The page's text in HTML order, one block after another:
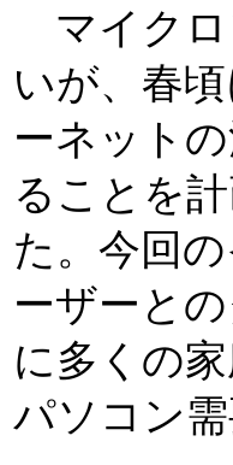
マイクロ
いが、春
ーネット
ることを
た。今回
ーザーと
に多くの
パソコン